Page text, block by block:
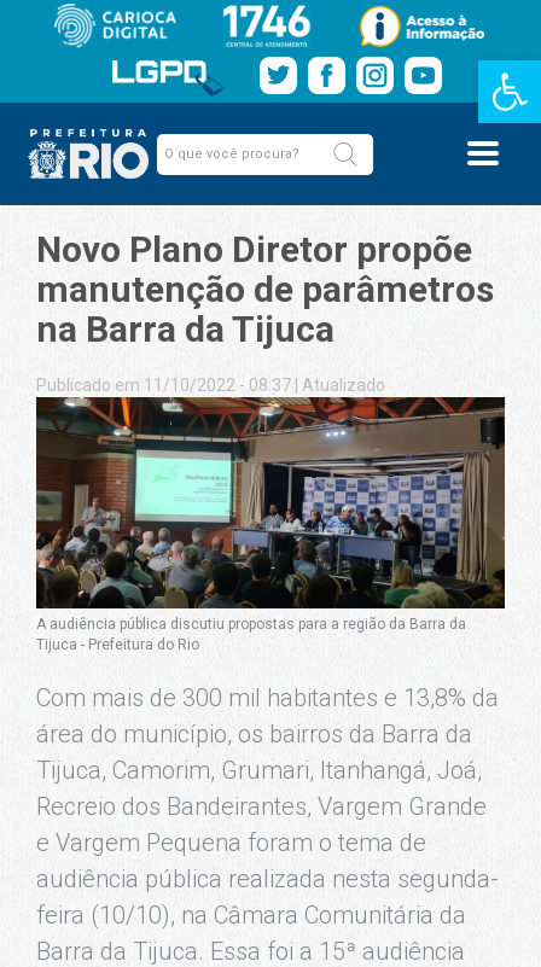
Barra de
Novo Plano Diretor propõe
manutenção de parâmetros
na Barra da Tijuca
Publicado em 11/10/2022 - 08:37 Atualizado
A audiência pública discutiu propostas para a região da Barra da
Tijuca - Prefeitura do Rio
Com mais de 300 mil habitantes e 13,8% da
área do município, os bairros da Barra da
Tijuca, Camorim, Grumari, Itanhangá, Joá,
Recreio dos Bandeirantes, Vargem Grande
e Vargem Pequena foram o tema de
audiência pública realizada nesta segunda-
feira (10/10), na Câmara Comunitária da
Barra da Tijuca. Essa foi a 15ª audiência